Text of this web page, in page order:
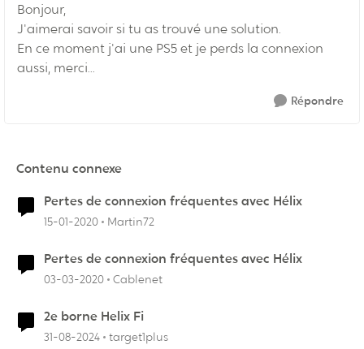
Bonjour,
J'aimerai savoir si tu as trouvé une solution.
En ce moment j'ai une PS5 et je perds la connexion
aussi, merci...
Répondre
Contenu connexe
Pertes de connexion fréquentes avec Hélix
15-01-2020 Martin72
Pertes de connexion fréquentes avec Hélix
03-03-2020 Cablenet
2e borne Helix Fi
31-08-2024 target1plus